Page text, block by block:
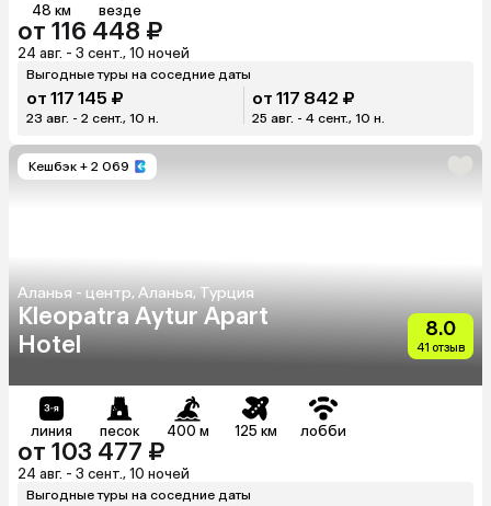
48 км везде
от 116 448 ₽
24 авг. - 3 сент., 10 ночей
Выгодные туры на соседние даты
от 117 145 ₽
23 авг. - 2 сент., 10 н.
от 117 842 ₽
25 авг. - 4 сент., 10 н.
Кешбэк + 2 069
Аланья - центр, Аланья, Турция
Kleopatra Aytur Apart
Hotel
8.0
41 отзыв
линия песок 400 м 125 км лобби
от 103 477 ₽
24 авг. - 3 сент., 10 ночей
Выгодные туры на соседние даты